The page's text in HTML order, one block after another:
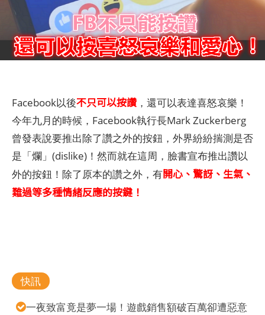
Facebook以後不只可以按讚 ，還可以表達喜怒哀樂！
今年九月的時候，Facebook執行長Mark Zuckerberg
曾發表說要推出除了讚之外的按鈕，外界紛紛揣測是否
是「爛」(dislike)！然而就在這周，臉書宣布推出讚以
外的按鈕！除了原本的讚之外，有開心、驚訝、生氣、
難過等多種情緒反應的按鍵！
快訊
一夜致富竟是夢一場！遊戲銷售額破百萬卻遭惡意